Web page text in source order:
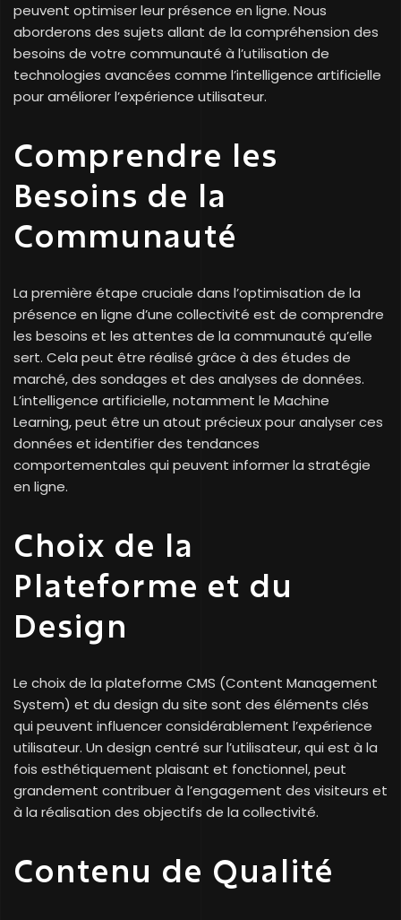
peuvent optimiser leur présence en ligne. Nous
aborderons des sujets allant de la compréhension des
besoins de votre communauté à l’utilisation de
technologies avancées comme l’intelligence artificielle
pour améliorer l’expérience utilisateur.
Comprendre les
Besoins de la
Communauté
La première étape cruciale dans l’optimisation de la
présence en ligne d’une collectivité est de comprendre
les besoins et les attentes de la communauté qu’elle
sert. Cela peut être réalisé grâce à des études de
marché, des sondages et des analyses de données.
L’intelligence artificielle, notamment le Machine
Learning, peut être un atout précieux pour analyser ces
données et identifier des tendances
comportementales qui peuvent informer la stratégie
en ligne.
Choix de la
Plateforme et du
Design
Le choix de la plateforme CMS (Content Management
System) et du design du site sont des éléments clés
qui peuvent influencer considérablement l’expérience
utilisateur. Un design centré sur l’utilisateur, qui est à la
fois esthétiquement plaisant et fonctionnel, peut
grandement contribuer à l’engagement des visiteurs et
à la réalisation des objectifs de la collectivité.
Contenu de Qualité